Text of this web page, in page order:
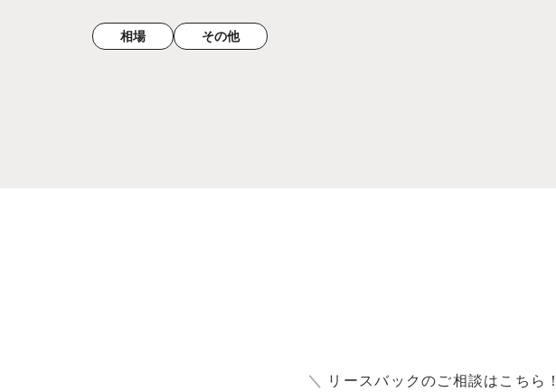
相場 その他
＼ リースバックのご相談はこちら！